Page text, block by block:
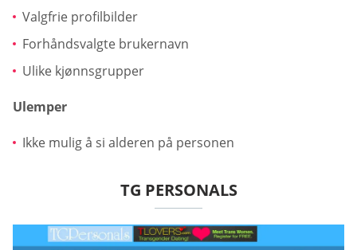
Valgfrie profilbilder
Forhåndsvalgte brukernavn
Ulike kjønnsgrupper
Ulemper
Ikke mulig å si alderen på personen
TG PERSONALS